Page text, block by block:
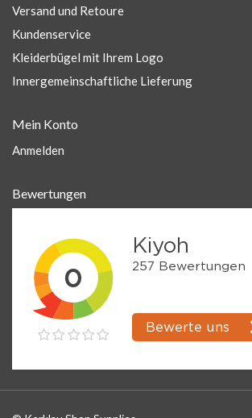
Versand und Retoure
Kundenservice
Kleiderbügel mit Ihrem Logo
Innergemeinschaftliche Lieferung
Mein Konto
Anmelden
Bewertungen